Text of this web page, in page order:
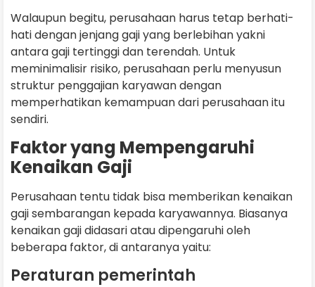
Walaupun begitu, perusahaan harus tetap berhati-
hati dengan jenjang gaji yang berlebihan yakni
antara gaji tertinggi dan terendah. Untuk
meminimalisir risiko, perusahaan perlu menyusun
struktur penggajian karyawan dengan
memperhatikan kemampuan dari perusahaan itu
sendiri.
Faktor yang Mempengaruhi
Kenaikan Gaji
Perusahaan tentu tidak bisa memberikan kenaikan
gaji sembarangan kepada karyawannya. Biasanya
kenaikan gaji didasari atau dipengaruhi oleh
beberapa faktor, di antaranya yaitu:
Peraturan pemerintah